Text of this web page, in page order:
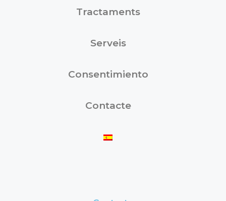
Tractaments
Serveis
Consentimiento
Contacte